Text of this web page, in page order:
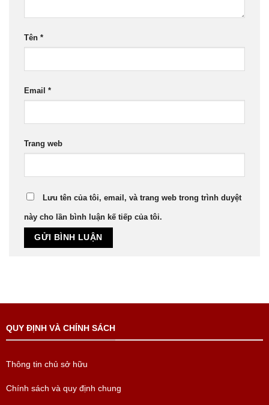
Tên *
Email *
Trang web
Lưu tên của tôi, email, và trang web trong trình duyệt
này cho lần bình luận kế tiếp của tôi.
QUY ĐỊNH VÀ CHÍNH SÁCH
Thông tin chủ sở hữu
Chính sách và quy định chung